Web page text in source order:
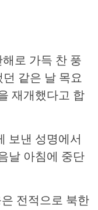
로 가득 찬 풍
같은 날 목요
재개했다고 합
보낸 성명에서
날 아침에 중단
전적으로 북한